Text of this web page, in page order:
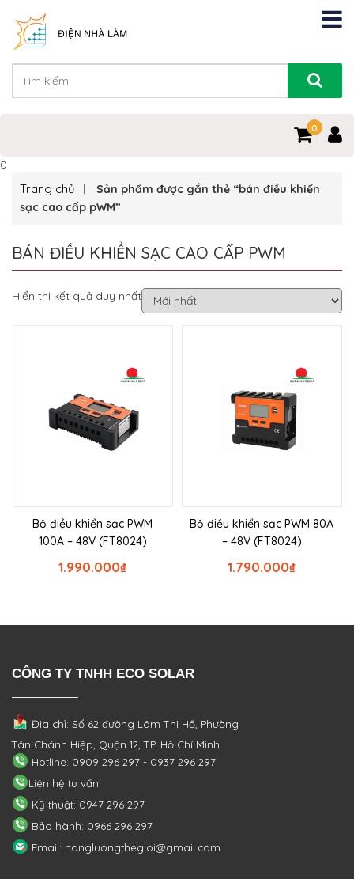
0
0
Trang chủ
Sản phẩm được gắn thẻ “bán điều khiển
sạc cao cấp pWM”
BÁN ĐIỀU KHIỂN SẠC CAO CẤP PWM
Hiển thị kết quả duy nhất
Bộ điều khiển sạc PWM
100A – 48V (FT8024)
₫
1.990.000
Bộ điều khiển sạc PWM 80A
– 48V (FT8024)
₫
1.790.000
CÔNG TY TNHH ECO SOLAR
Địa chỉ: Số 62 đường Lâm Thị Hố, Phường
Tân Chánh Hiệp, Quận 12, TP. Hồ Chí Minh
Hotline: 0909 296 297 - 0937 296 297
Liên hệ tư vấn
Kỹ thuật: 0947 296 297
Bảo hành: 0966 296 297
Email: nangluongthegioi@gmail.com